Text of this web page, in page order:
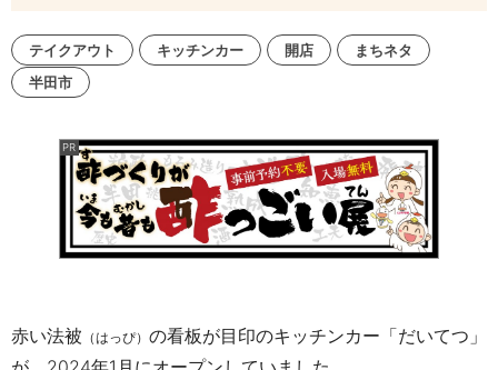
テイクアウト キッチンカー 開店
まちネタ
半田市
赤い法被 （はっぴ） の看板が目印のキッチンカー「だいてつ」